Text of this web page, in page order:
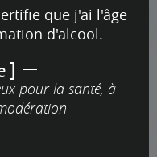
que j'ai l'âge
d'alcool.
]
pour la santé, à